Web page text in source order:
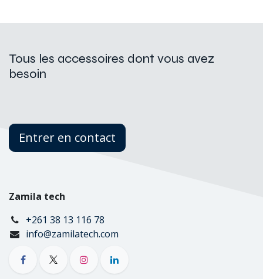
Tous les accessoires dont vous avez
besoin
Entrer en contact
Zamila tech
+261 38 13 116 78
info@zamilatech.com